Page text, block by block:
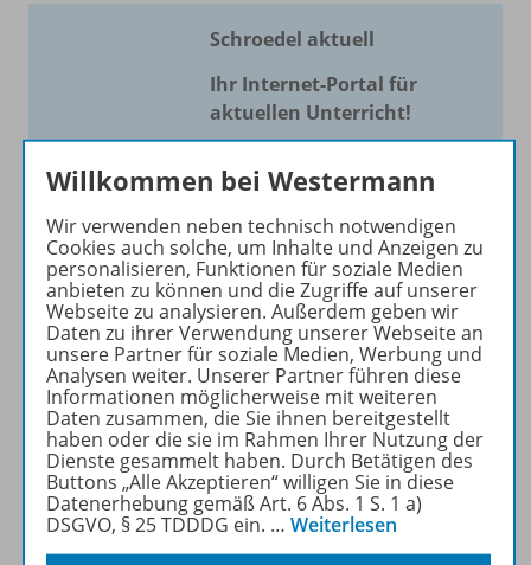
Schroedel aktuell
Ihr Internet-Portal für
aktuellen Unterricht!
wir Ihnen einen Service, um
Ihren Unterricht aktuell und
einfach zu gestalten. Jede
Woche drei bis vier
Neuerscheinungen mit
großem Online Archiv.
Mehr erfahren
Informationen
Willkommen bei Westermann
Wir verwenden neben technisch notwendigen
Cookies auch solche, um Inhalte und Anzeigen zu
personalisieren, Funktionen für soziale Medien
anbieten zu können und die Zugriffe auf unserer
Webseite zu analysieren. Außerdem geben wir
Daten zu ihrer Verwendung unserer Webseite an
unsere Partner für soziale Medien, Werbung und
Analysen weiter. Unserer Partner führen diese
Informationen möglicherweise mit weiteren
Daten zusammen, die Sie ihnen bereitgestellt
haben oder die sie im Rahmen Ihrer Nutzung der
Dienste gesammelt haben. Durch Betätigen des
Buttons „Alle Akzeptieren“ willigen Sie in diese
Datenerhebung gemäß Art. 6 Abs. 1 S. 1 a)
DSGVO, § 25 TDDDG ein. … Weiterlesen